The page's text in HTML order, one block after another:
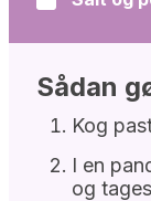
Sådan
Kog
I en
og